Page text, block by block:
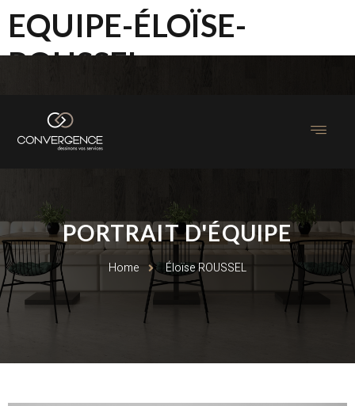
EQUIPE-ÉLOÏSE-
ROUSSEL
PORTRAIT D'ÉQUIPE
Home Éloïse ROUSSEL